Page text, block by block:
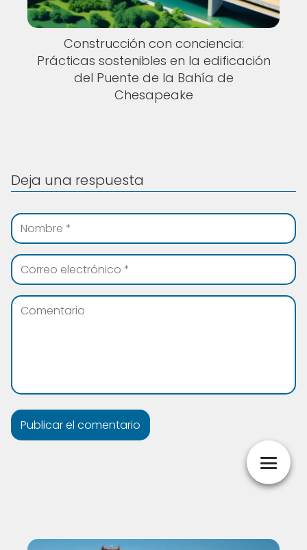
Construcción con conciencia:
Prácticas sostenibles en la edificación
del Puente de la Bahía de
Chesapeake
Deja una respuesta